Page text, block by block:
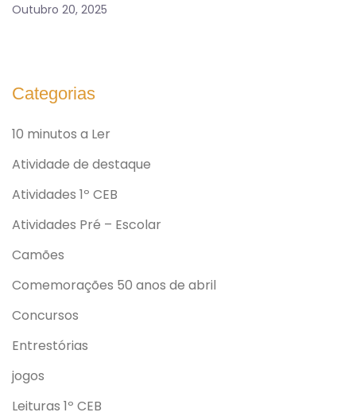
Outubro 20, 2025
Categorias
10 minutos a Ler
Atividade de destaque
Atividades 1º CEB
Atividades Pré – Escolar
Camões
Comemorações 50 anos de abril
Concursos
Entrestórias
jogos
Leituras 1º CEB